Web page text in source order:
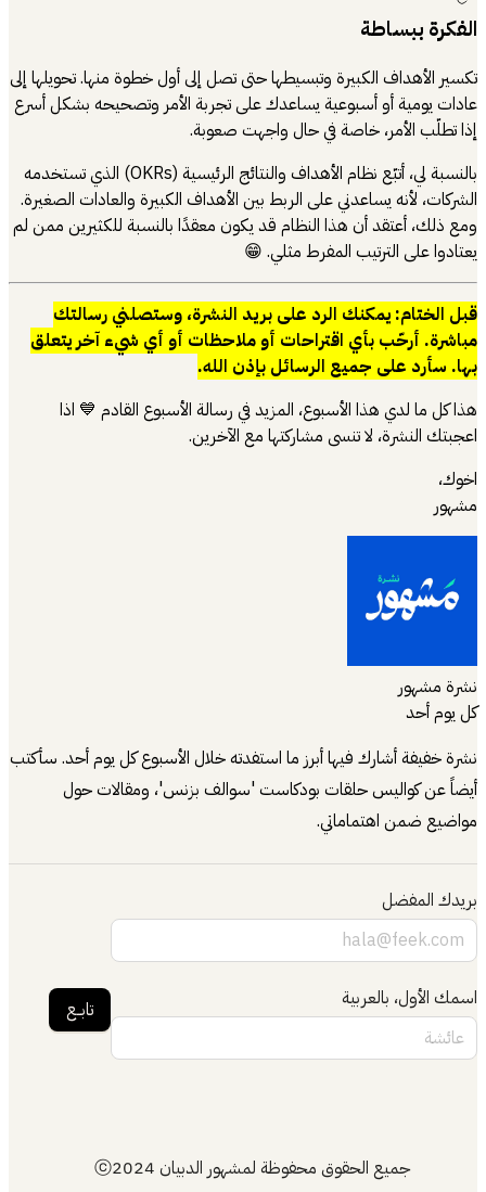
الفكرة ببساطة
تكسير الأهداف الكبيرة وتبسيطها حتى تصل إلى أول خطوة منها. تحويلها إلى
عادات يومية أو أسبوعية يساعدك على تجربة الأمر وتصحيحه بشكل أسرع
إذا تطلّب الأمر، خاصة في حال واجهت صعوبة.
بالنسبة لي، أتبّع نظام الأهداف والنتائج الرئيسية (OKRs) الذي تستخدمه
الشركات، لأنه يساعدني على الربط بين الأهداف الكبيرة والعادات الصغيرة.
ومع ذلك، أعتقد أن هذا النظام قد يكون معقدًا بالنسبة للكثيرين ممن لم
يعتادوا على الترتيب المفرط مثلي. 😁
قبل الختام: يمكنك الرد على بريد النشرة، وستصلني رسالتك
مباشرة. أرحّب بأي اقتراحات أو ملاحظات أو أي شيء آخر يتعلق
بها. سأرد على جميع الرسائل بإذن الله.
هذا كل ما لدي هذا الأسبوع، المزيد في رسالة الأسبوع القادم 💙 اذا
اعجبتك النشرة، لا تنسى مشاركتها مع الآخرين.
اخوك،
مشهور
نشرة مشهور
كل يوم أحد
نشرة خفيفة أشارك فيها أبرز ما استفدته خلال الأسبوع كل يوم أحد. سأكتب
أيضاً عن كواليس حلقات بودكاست 'سوالف بزنس'، ومقالات حول
مواضيع ضمن اهتماماتي.
بريدك المفضل
اسمك الأول، بالعربية تابــع
جميع الحقوق محفوظة لمشهور الدبيان ⓒ2024